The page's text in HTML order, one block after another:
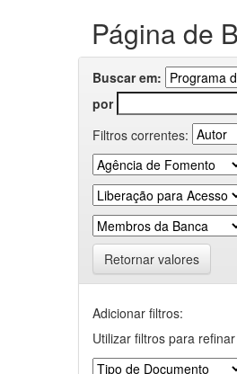
Página de
Buscar em:
por
Filtros correntes:
Retornar valores
Adicionar filtros:
Utilizar filtros para